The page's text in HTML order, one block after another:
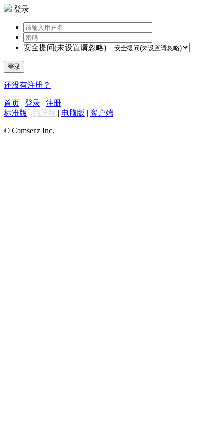
登录
安全提问(未设置请忽略)
登录
还没有注册？
首页 | 登录 | 注册
标准版 | 触屏版 | 电脑版 | 客户端
© Comsenz Inc.